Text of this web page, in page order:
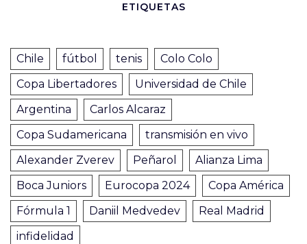
ETIQUETAS
Chile fútbol tenis
Colo Colo
Copa Libertadores
Universidad de Chile
Argentina
Carlos Alcaraz
Copa Sudamericana
transmisión en vivo
Alexander Zverev
Peñarol
Alianza Lima
Boca Juniors
Eurocopa 2024
Copa América
Fórmula 1
Daniil Medvedev
Real Madrid
infidelidad